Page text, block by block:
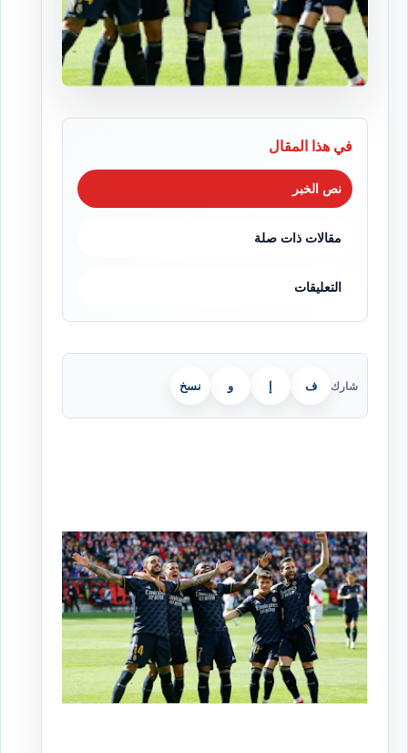
في هذا المقال
نص الخبر
مقالات ذات صلة
التعليقات
شارك ف إ و نسخ